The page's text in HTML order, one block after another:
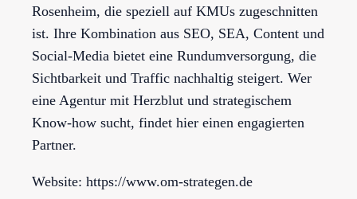
Rosenheim, die speziell auf KMUs zugeschnitten
ist. Ihre Kombination aus SEO, SEA, Content und
Social-Media bietet eine Rundumversorgung, die
Sichtbarkeit und Traffic nachhaltig steigert. Wer
eine Agentur mit Herzblut und strategischem
Know-how sucht, findet hier einen engagierten
Partner.
Website: https://www.om-strategen.de